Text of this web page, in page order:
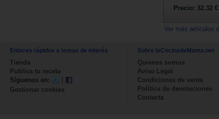
Precio: 32.32 €
Ver más artículos
Enlaces rápidos a temas de interés
Tienda
Publica tu receta
Síguenos en:
|
Gestionar cookies
Sobre laCocinadeMama.net
Quienes somos
Aviso Legal
Condiciones de venta
Política de devoluciones
Contacta